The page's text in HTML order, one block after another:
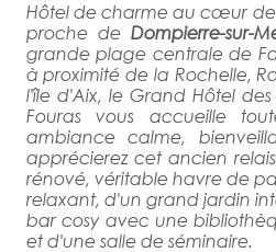
Hôtel de charme au cœur de
proche de Dompierre-sur-
grande plage centrale de
à proximité de la Rochelle,
l'île d'Aix, le Grand Hôtel des
Fouras vous accueille
ambiance calme,
apprécierez cet ancien
rénové, véritable havre de
relaxant, d'un grand jardin
bar cosy avec une
et d'une salle de séminaire.